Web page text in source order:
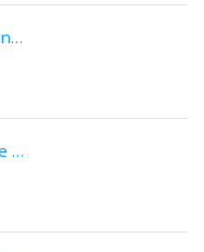
Crédit Immobilier de France Cosne-Cours-Sur-Loire 35 Rue Du Commerce
Crédit Immobilier de France Dole 58 Rue des Arènes